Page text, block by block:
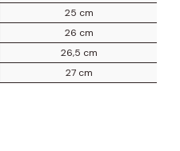
25 cm
26 cm
26,5 cm
27 cm